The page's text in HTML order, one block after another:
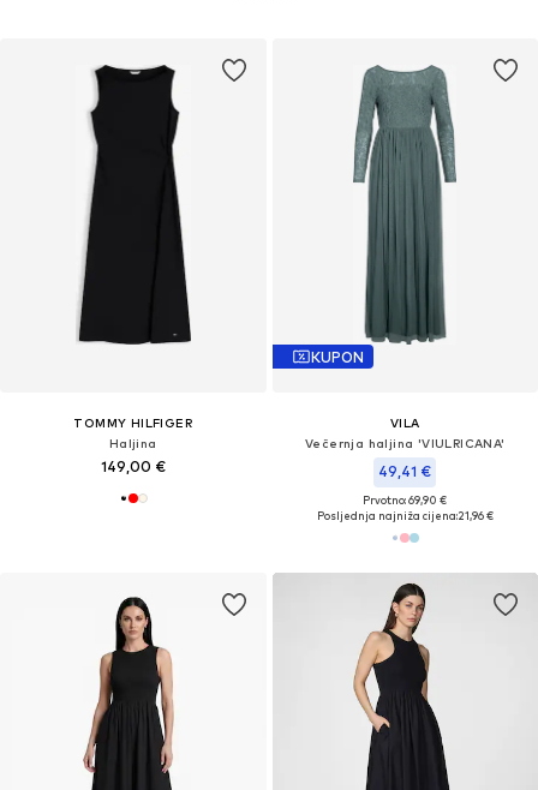
TOMMY HILFIGER
Haljina
149,00 €
KUPON
VILA
Večernja haljina 'VIULRICANA'
49,41 €
Prvotno: 69,90 €
Posljednja najniža cijena:21,96 €